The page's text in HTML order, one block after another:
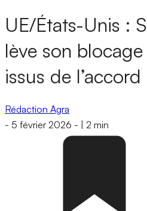
UE/États-Unis :
lève son
issus de
Rédaction Agra
- 5 février 2026 - 2 min